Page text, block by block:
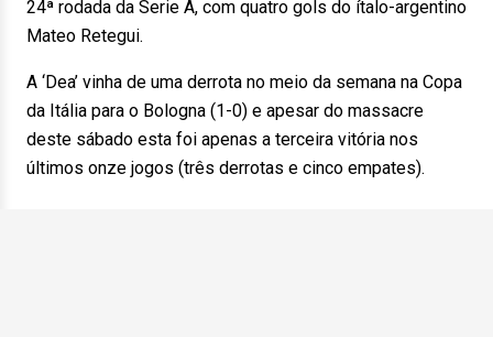
24ª rodada da Serie A, com quatro gols do ítalo-argentino
Mateo Retegui.
A ‘Dea’ vinha de uma derrota no meio da semana na Copa
da Itália para o Bologna (1-0) e apesar do massacre
deste sábado esta foi apenas a terceira vitória nos
últimos onze jogos (três derrotas e cinco empates).